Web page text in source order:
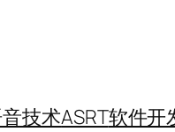
技术ASRT软件开